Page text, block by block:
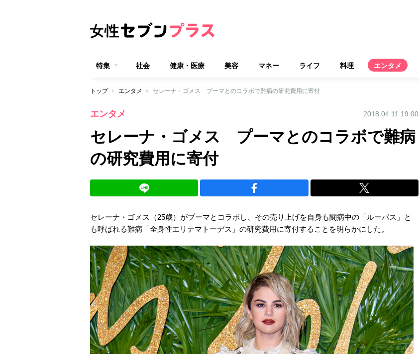
特集 社会 健康・医療 美容 マネー ライフ 料理 エンタメ
トップ エンタメ セレーナ・ゴメス プーマとのコラボで難病の研究費用に寄付
エンタメ 2018.04.11 19:00
セレーナ・ゴメス プーマとのコラボで難病
の研究費用に寄付
セレーナ・ゴメス（25歳）がプーマとコラボし、その売り上げを自身も闘病中の「ルーパス」と
も呼ばれる難病「全身性エリテマトーデス」の研究費用に寄付することを明らかにした。